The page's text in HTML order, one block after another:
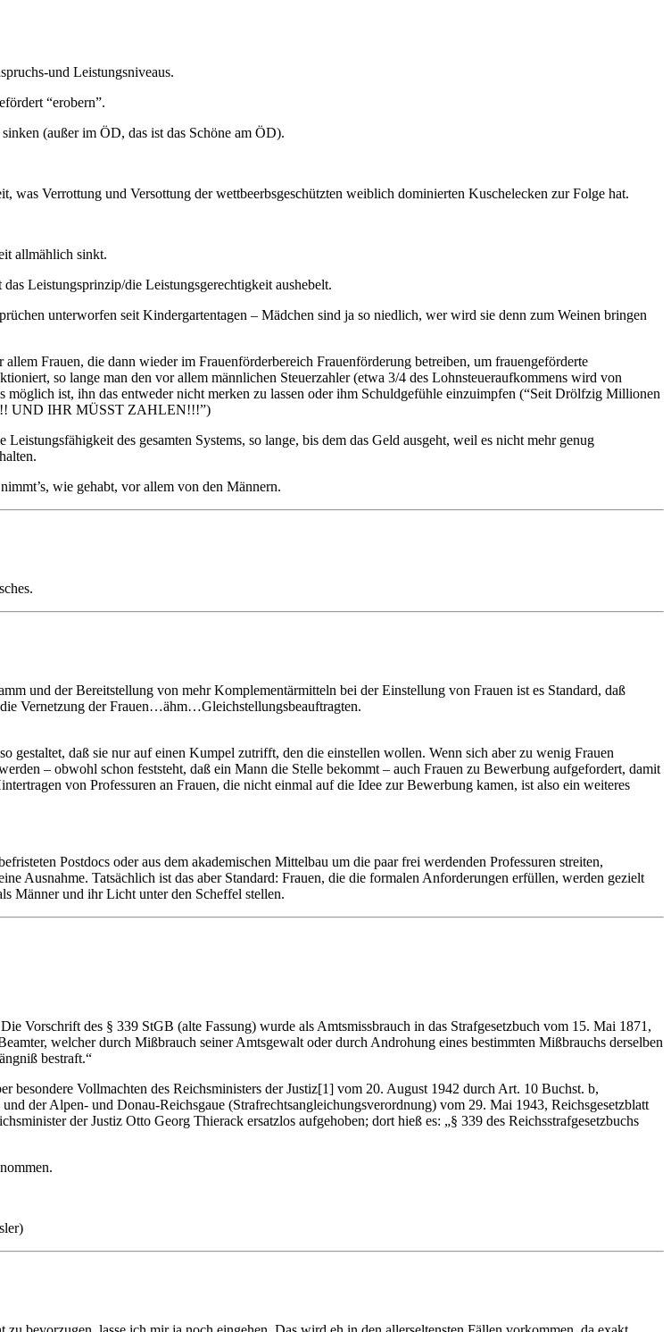
und Leistungsniveaus.
“erobern”.
(außer im ÖD, das ist das Schöne am ÖD).
Verrottung und Versottung der wettbeerbsgeschützten weiblich dominierten Kuschelecken zur Folge hat.
allmählich sinkt.
Leistungsprinzip/die Leistungsgerechtigkeit aushebelt.
unterworfen seit Kindergartentagen – Mädchen sind ja so niedlich, wer wird sie denn zum Weinen bringen
Frauen, die dann wieder im Frauenförderbereich Frauenförderung betreiben, um frauengeförderte
so lange man den vor allem männlichen Steuerzahler (etwa 3/4 des Lohnsteueraufkommens wird von
ist, ihn das entweder nicht merken zu lassen oder ihm Schuldgefühle einzuimpfen (“Seit Drölfzig Millionen
UND IHR MÜSST ZAHLEN!!!”)
des gesamten Systems, so lange, bis dem das Geld ausgeht, weil es nicht mehr genug
wie gehabt, vor allem von den Männern.
und der Bereitstellung von mehr Komplementärmitteln bei der Einstellung von Frauen ist es Standard, daß
Vernetzung der Frauen…ähm…Gleichstellungsbeauftragten.
daß sie nur auf einen Kumpel zutrifft, den die einstellen wollen. Wenn sich aber zu wenig Frauen
– obwohl schon feststeht, daß ein Mann die Stelle bekommt – auch Frauen zu Bewerbung aufgefordert, damit
von Professuren an Frauen, die nicht einmal auf die Idee zur Bewerbung kamen, ist also ein weiteres
Postdocs oder aus dem akademischen Mittelbau um die paar frei werdenden Professuren streiten,
Ausnahme. Tatsächlich ist das aber Standard: Frauen, die die formalen Anforderungen erfüllen, werden gezielt
Männer und ihr Licht unter den Scheffel stellen.
Vorschrift des § 339 StGB (alte Fassung) wurde als Amtsmissbrauch in das Strafgesetzbuch vom 15. Mai 1871,
welcher durch Mißbrauch seiner Amtsgewalt oder durch Androhung eines bestimmten Mißbrauchs derselben
bestraft.“
besondere Vollmachten des Reichsministers der Justiz[1] vom 20. August 1942 durch Art. 10 Buchst. b,
der Alpen- und Donau-Reichsgaue (Strafrechtsangleichungsverordnung) vom 29. Mai 1943, Reichsgesetzblatt
der Justiz Otto Georg Thierack ersatzlos aufgehoben; dort hieß es: „§ 339 des Reichsstrafgesetzbuchs